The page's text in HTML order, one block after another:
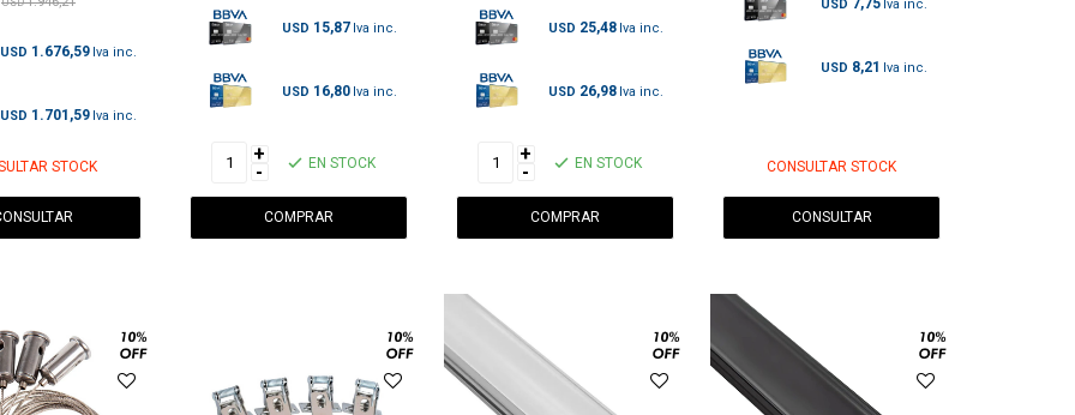
USD 1.676,59
USD 1.701,59
STOCK
USD 15,87
USD 16,80
+
- EN STOCK
USD 25,48
USD 26,98
+
- EN STOCK
USD 7,75
USD 8,21
CONSULTAR STOCK
CONSULTAR